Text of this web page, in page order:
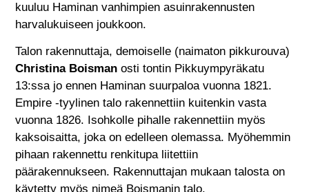
kuuluu Haminan vanhimpien asuinrakennusten
harvalukuiseen joukkoon.
Talon rakennuttaja, demoiselle (naimaton pikkurouva)
Christina Boisman osti tontin Pikkuympyräkatu
13:ssa jo ennen Haminan suurpaloa vuonna 1821.
Empire -tyylinen talo rakennettiin kuitenkin vasta
vuonna 1826. Isohkolle pihalle rakennettiin myös
kaksoisaitta, joka on edelleen olemassa. Myöhemmin
pihaan rakennettu renkitupa liitettiin
päärakennukseen. Rakennuttajan mukaan talosta on
käytetty myös nimeä Boismanin talo.